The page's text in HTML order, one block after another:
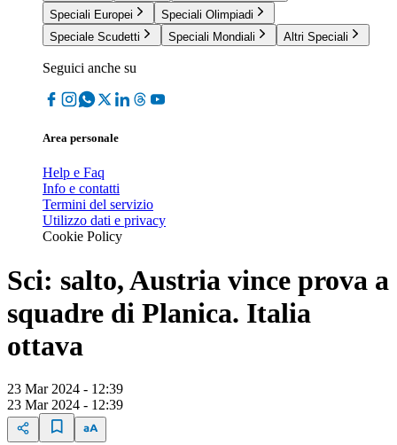
Speciali Europei
Speciali Olimpiadi
Speciale Scudetti
Speciali Mondiali Altri Speciali
Seguici anche su
Area personale
Help e Faq
Info e contatti
Termini del servizio
Utilizzo dati e privacy
Cookie Policy
Sci: salto, Austria vince prova a
squadre di Planica. Italia
ottava
23 Mar 2024 - 12:39
23 Mar 2024 - 12:39